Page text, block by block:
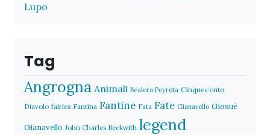
Lupo
Tag
Angrogna Animali Bealera Peyrota Cinquecento
Diavolo fairies Fantina Fantine Fata Fate Gianavello Giosuè
Gianavello John Charles Beckwith legend